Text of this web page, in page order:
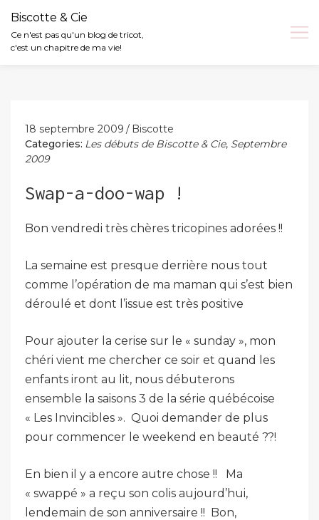
Biscotte & Cie
Ce n'est pas qu'un blog de tricot,
c'est un chapitre de ma vie!
18 septembre 2009
Biscotte
Categories: Les débuts de Biscotte & Cie, Septembre
2009
Swap-a-doo-wap !
Bon vendredi très chères tricopines adorées !!
La semaine est presque derrière nous tout
comme l’opération de ma maman qui s’est bien
déroulé et dont l’issue est très positive
Pour ajouter la cerise sur le « sunday », mon
chéri vient me chercher ce soir et quand les
enfants iront au lit, nous débuterons
ensemble la saisons 3 de la série québécoise
« Les Invincibles ». Quoi demander de plus
pour commencer le weekend en beauté ??!
En bien il y a encore autre chose !!
Ma
« swappé » a reçu son colis aujourd’hui,
lendemain de son anniversaire !! Bon,